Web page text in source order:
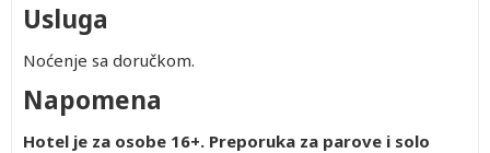
Usluga
Noćenje sa doručkom.
Napomena
Hotel je za osobe 16+. Preporuka za parove i solo